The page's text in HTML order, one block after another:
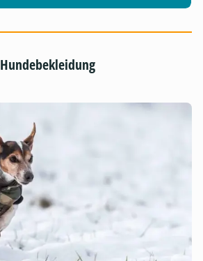
Hundebekleidung